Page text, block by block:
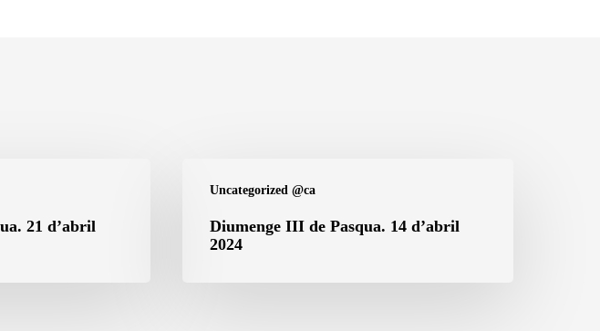
21 d’abril
Uncategorized @ca
Pasqua.
Diumenge III de Pasqua. 14 d’abril
2024